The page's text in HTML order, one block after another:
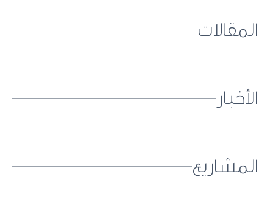
المقالات
الأخبار
المشاريع